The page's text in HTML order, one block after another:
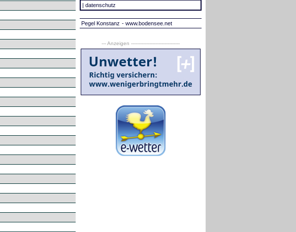
| datenschutz
Pegel Konstanz - www.bodensee.net
--- Anzeigen --------------------------------